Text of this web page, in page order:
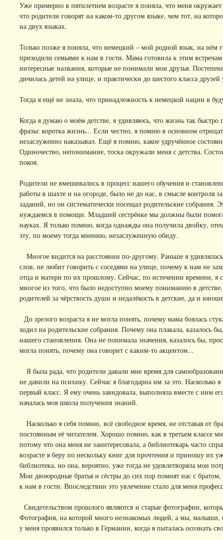
Уже примерно в пятилетнем возрасте я поняла, что меня
что родители говорят на каком-то другом языке, чем тот, на
на двух языках.
Только позже я поняла, что немецкий – мой родной язык, на
приходили семьями к нам в гости. Мама готовила к этим
интересные названия, которые не понимали мои друзья.
дичилась детей на улице, и практически до шестого класса
Тогда я ещё не знала, что принадлежность к немецкой нации в
Когда я думаю о моём детстве, я удивляюсь, что жизнь так
фразы: коротка жизнь... Если честно, я помню в основном
незаслуженно наказывал. Ещё я помню, какое удручённое
Одиночество, непонимание, тоска окружали меня с детства.
покоя.
Родители не вмешивались в процесс нашего обучения и
работы в шахте и на огороде, было не до нас, в смысле
заданий, но он систематически посещал родительские
нуждаемся в помощи. Младшей сестрёнке мы должны были
науках. Я только помню, когда однажды она получила двойку,
эту, по моему тогда мнению, незаслуженную обиду.
Многое видится на расстоянии по-другому. Раньше я
слов, не любит говорить с соседями на улице, почему к нам не
отца и матери по их прошлому. Сейчас, по истечении времени, я
многое из того, что было недоступно моему пониманию в
родителей за чёрствость души и недалёкость в детские, да и
До зрелого возраста я не могла понять, почему мама боялась
ходил на родительские собрания. Почему она плакала, казалось
нашего становления. Она не понимала значения, казалось бы,
могла понять, почему она говорит с каким-то акцентом...
Я была рада, что родители давали мне время для
не давили на психику. Сейчас я благодарна им за это. Насколько
первый класс. Я ему очень завидовала, выполняла вместе с ним
началась моя школа получения знаний.
Насколько я себя помню, всё свободное время, не отставая от
постоянным её читателем. Хорошо помню, как в третьем классе
потому что она меня не заинтересовала, а библиотекарь часто
возрасте я беру по нескольку книг для прочтения и приношу их
библиотека, но она, вероятно, уже тогда не удовлетворяла мои
Мои двоюродные братья и сёстры до сих пор помнят нас с
к нам в гости. Впоследствии это увлечение стало для меня
Свидетельством прошлого являются и старые фотографии,
Фотография, на которой много незнакомых людей, а мы, малыши,
у меня проявился только в Германии, когда я пыталась осознать